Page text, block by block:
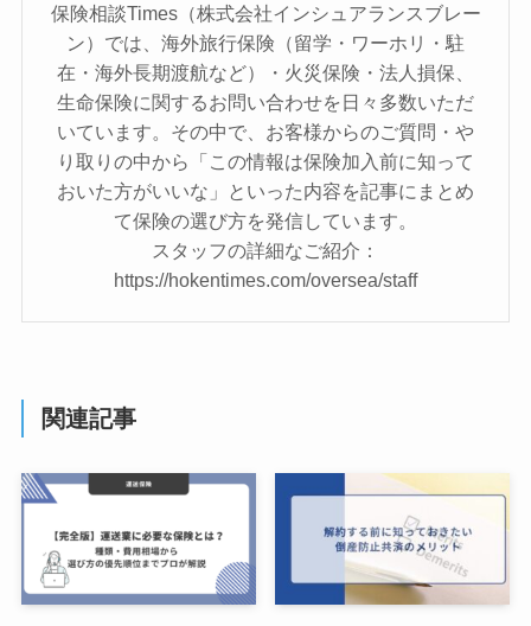
保険相談Times（株式会社インシュアランスブレー
ン）では、海外旅行保険（留学・ワーホリ・駐
在・海外長期渡航など）・火災保険・法人損保、
生命保険に関するお問い合わせを日々多数いただ
いています。その中で、お客様からのご質問・や
り取りの中から「この情報は保険加入前に知って
おいた方がいいな」といった内容を記事にまとめ
て保険の選び方を発信しています。
スタッフの詳細なご紹介：
https://hokentimes.com/oversea/staff
関連記事